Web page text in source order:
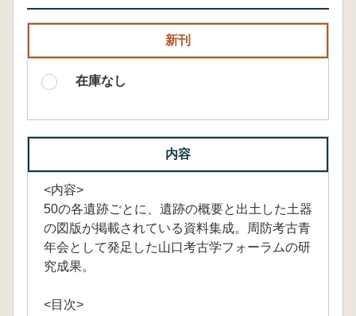
新刊
在庫なし
内容
<内容>
50の各遺跡ごとに、遺跡の概要と出土した土器
の図版が掲載されている資料集成。周防考古青
年会として発足した山口考古学フォーラムの研
究成果。
<目次>